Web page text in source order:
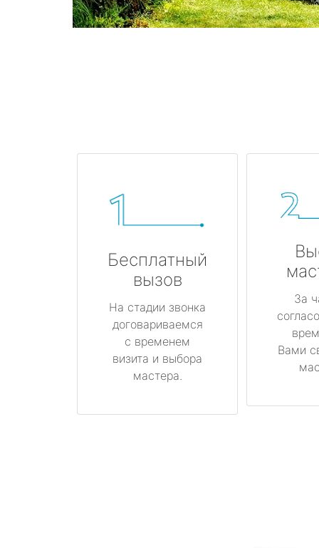
Бесплатный
вызов
На стадии звонка
договариваемся
с временем
визита и выбора
мастера.
За
Вами